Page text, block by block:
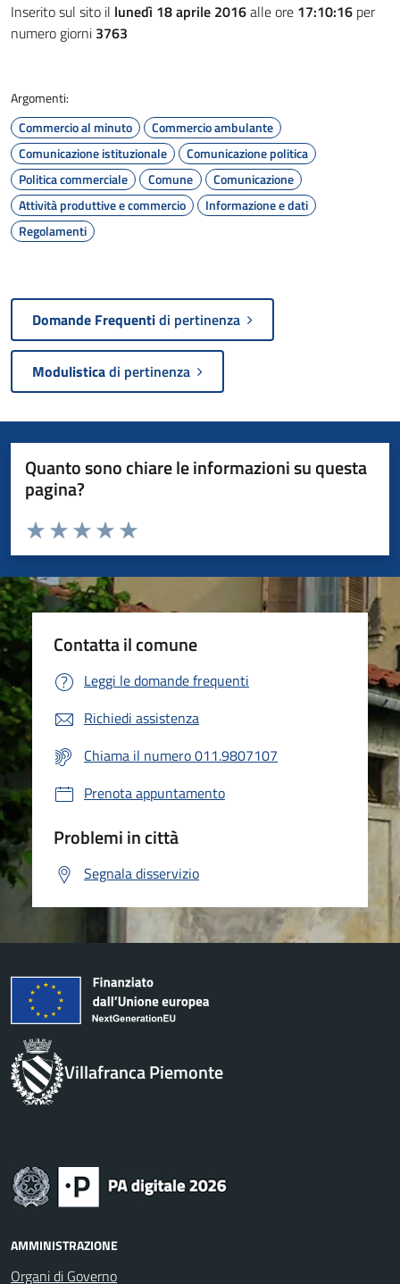
Inserito sul sito il lunedì 18 aprile 2016alle ore 17:10:16 per
numero giorni 3763
Argomenti:
Commercio al minuto
Commercio ambulante
Comunicazione istituzionale
Comunicazione politica
Politica commerciale
Comune
Comunicazione
Attività produttive e commercio
Informazione e dati
Regolamenti
Domande Frequentidi pertinenza
Modulisticadi pertinenza
Quanto sono chiare le informazioni su questa
pagina?
Valuta da 1 a 5 stelle la pagina
Valuta 5 stelle su 5
Valuta 4 stelle su 5
Valuta 3 stelle su 5
Valuta 2 stelle su 5
Valuta 1 stelle su 5
Contatta il comune
Leggi le domande frequenti
Richiedi assistenza
Chiama il numero 011.9807107
Prenota appuntamento
Problemi in città
Segnala disservizio
Villafranca Piemonte
AMMINISTRAZIONE
Organi di Governo